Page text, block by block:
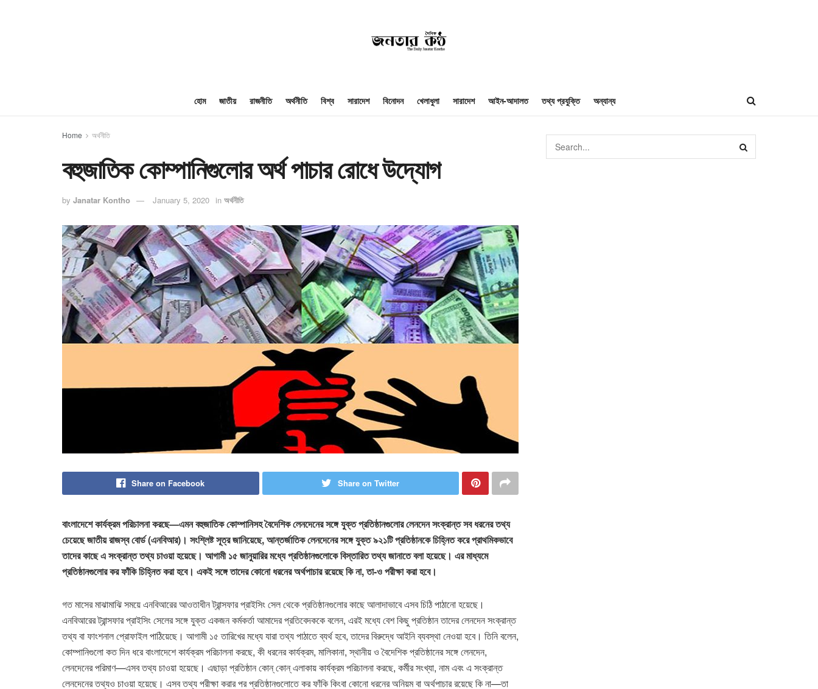
হোম জাতীয় রাজনীতি অর্থনীতি বিশ্ব সারাদেশ বিনোদন খেলাধুলা সারাদেশ আইন-আদালত তথ্য প্রযুক্তি অন্যান্য
Home অর্থনীতি
বহুজাতিক কোম্পানিগুলোর অর্থ পাচার রোধে উদ্যোগ
by Janatar Kontho January 5, 2020 in অর্থনীতি
Share on Facebook Share on Twitter
বাংলাদেশে কার্যক্রম পরিচালনা করছে—এমন বহুজাতিক কোম্পানিসহ বৈদেশিক লেনদেনের সঙ্গে যুক্ত প্রতিষ্ঠানগুলোর লেনদেন সংক্রান্ত সব ধরনের তথ্য
চেয়েছে জাতীয় রাজস্ব বোর্ড (এনবিআর)। সংশ্লিষ্ট সূত্র জানিয়েছে, আন্তর্জাতিক লেনদেনের সঙ্গে যুক্ত ৯২১টি প্রতিষ্ঠানকে চিহ্নিত করে প্রাথমিকভাবে
তাদের কাছে এ সংক্রান্ত তথ্য চাওয়া হয়েছে। আগামী ১৫ জানুয়ারির মধ্যে প্রতিষ্ঠানগুলোকে বিস্তারিত তথ্য জানাতে বলা হয়েছে। এর মাধ্যমে
প্রতিষ্ঠানগুলোর কর ফাঁকি চিহ্নিত করা হবে। একই সঙ্গে তাদের কোনো ধরনের অর্থপাচার রয়েছে কি না, তা-ও পরীক্ষা করা হবে।
গত মাসের মাঝামাঝি সময়ে এনবিআরের আওতাধীন ট্রান্সফার প্রাইসিং সেল থেকে প্রতিষ্ঠানগুলোর কাছে আলাদাভাবে এসব চিঠি পাঠানো হয়েছে।
এনবিআরের ট্রান্সফার প্রাইসিং সেলের সঙ্গে যুক্ত একজন কর্মকর্তা আমাদের প্রতিবেদককে বলেন, এরই মধ্যে বেশ কিছু প্রতিষ্ঠান তাদের লেনদেন সংক্রান্ত
তথ্য বা ফাংশনাল প্রোফাইল পাঠিয়েছে। আগামী ১৫ তারিখের মধ্যে যারা তথ্য পাঠাতে ব্যর্থ হবে, তাদের বিরুদ্ধে আইনি ব্যবস্থা নেওয়া হবে। তিনি বলেন,
কোম্পানিগুলো কত দিন ধরে বাংলাদেশে কার্যক্রম পরিচালনা করছে, কী ধরনের কার্যক্রম, মালিকানা, স্থানীয় ও বৈদেশিক প্রতিষ্ঠানের সঙ্গে লেনদেন,
লেনদেনের পরিমাণ—এসব তথ্য চাওয়া হয়েছে। এছাড়া প্রতিষ্ঠান কোন্ কোন্ এলাকায় কার্যক্রম পরিচালনা করছে, কর্মীর সংখ্যা, নাম এবং এ সংক্রান্ত
লেনদেনের তথ্যও চাওয়া হয়েছে। এসব তথ্য পরীক্ষা করার পর প্রতিষ্ঠানগুলোতে কর ফাঁকি কিংবা কোনো ধরনের অনিয়ম বা অর্থপাচার রয়েছে কি না—তা